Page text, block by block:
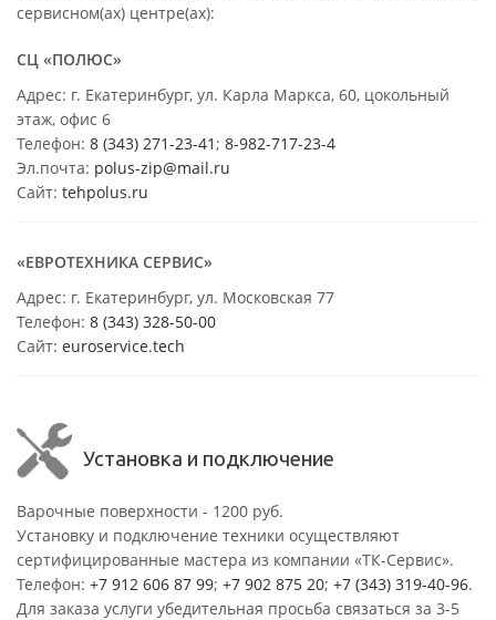
сервисном(ах) центре(ах):
СЦ «ПОЛЮС»
Адрес: г. Екатеринбург, ул. Карла Маркса, 60, цокольный
этаж, офис 6
Телефон: 8 (343) 271-23-41 ; 8-982-717-23-4
Эл.почта: polus-zip@mail.ru
Сайт: tehpolus.ru
«ЕВРОТЕХНИКА СЕРВИС»
Адрес: г. Екатеринбург, ул. Московская 77
Телефон: 8 (343) 328-50-00
Сайт: euroservice.tech
Установка и подключение
Варочные поверхности - 1200 руб.
Установку и подключение техники осуществляют
сертифицированные мастера из компании «ТК-Сервис».
Телефон: +7 912 606 87 99; +7 902 875 20; +7 (343) 319-40-96.
Для заказа услуги убедительная просьба связаться за 3-5